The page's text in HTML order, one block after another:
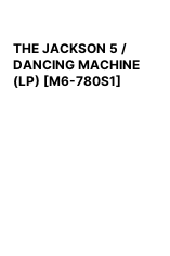
THE JACKSON 5 /
DANCING MACHINE
(LP) [M6-780S1]